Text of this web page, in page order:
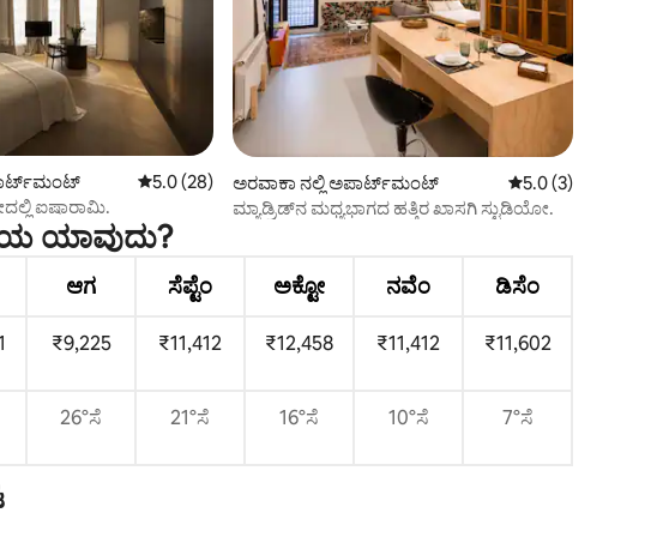
ವಿಮರ್ಶೆಗಳು
5 ರಲ್ಲಿ 5.0 ಸರಾಸರಿ ರೇಟಿಂಗ್, 28 ವಿಮರ್ಶೆಗಳು
5.0 (28)
ಐಷಾರಾಮಿ.
ಅರವಾಕಾ ನಲ್ಲಿ ಅಪಾರ್ಟ್‌ಮಂಟ್ 5 ರಲ್ಲಿ 5.0 ಸರಾಸರಿ
5.0 (3)
ಮ್ಯಾಡ್ರಿಡ್‌ನ ಮಧ್ಯಭಾಗದ ಹತ್ತಿರ ಖಾಸಗಿ ಸ್ಟುಡಿಯೋ.
ಯಾವುದು?
ಆಗ ಸೆಪ್ಟೆಂ ಅಕ್ಟೋ ನವೆಂ ಡಿಸೆಂ
₹9,225 ₹11,412 ₹12,458 ₹11,412 ₹11,602
26°ಸೆ 21°ಸೆ 16°ಸೆ 10°ಸೆ 7°ಸೆ